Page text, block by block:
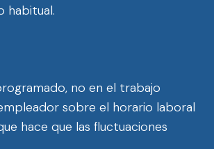
habitual.
no en el trabajo
sobre el horario laboral
hace que las fluctuaciones